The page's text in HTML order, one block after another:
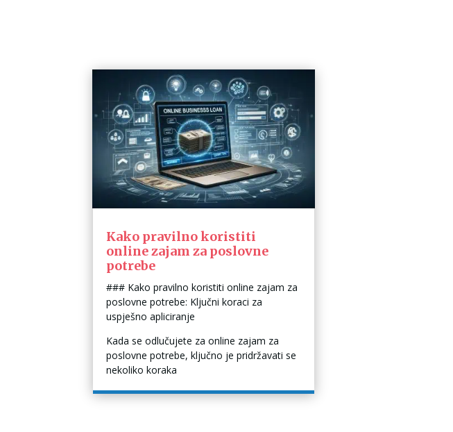
Kako pravilno koristiti
online zajam za poslovne
potrebe
### Kako pravilno koristiti online zajam za
poslovne potrebe: Ključni koraci za
uspješno apliciranje
Kada se odlučujete za online zajam za
poslovne potrebe, ključno je pridržavati se
nekoliko koraka